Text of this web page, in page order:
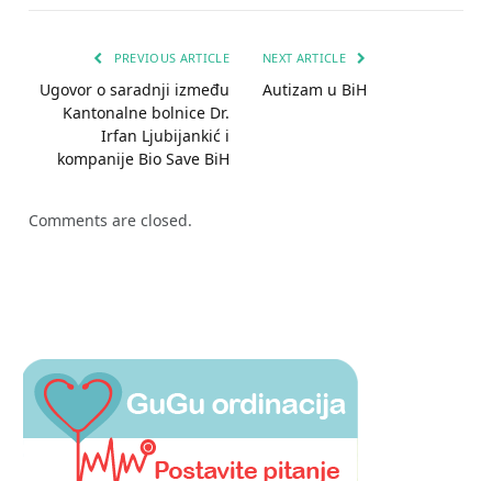
PREVIOUS ARTICLE
Ugovor o saradnji između
Kantonalne bolnice Dr.
Irfan Ljubijankić i
kompanije Bio Save BiH
NEXT ARTICLE
Autizam u BiH
Comments are closed.